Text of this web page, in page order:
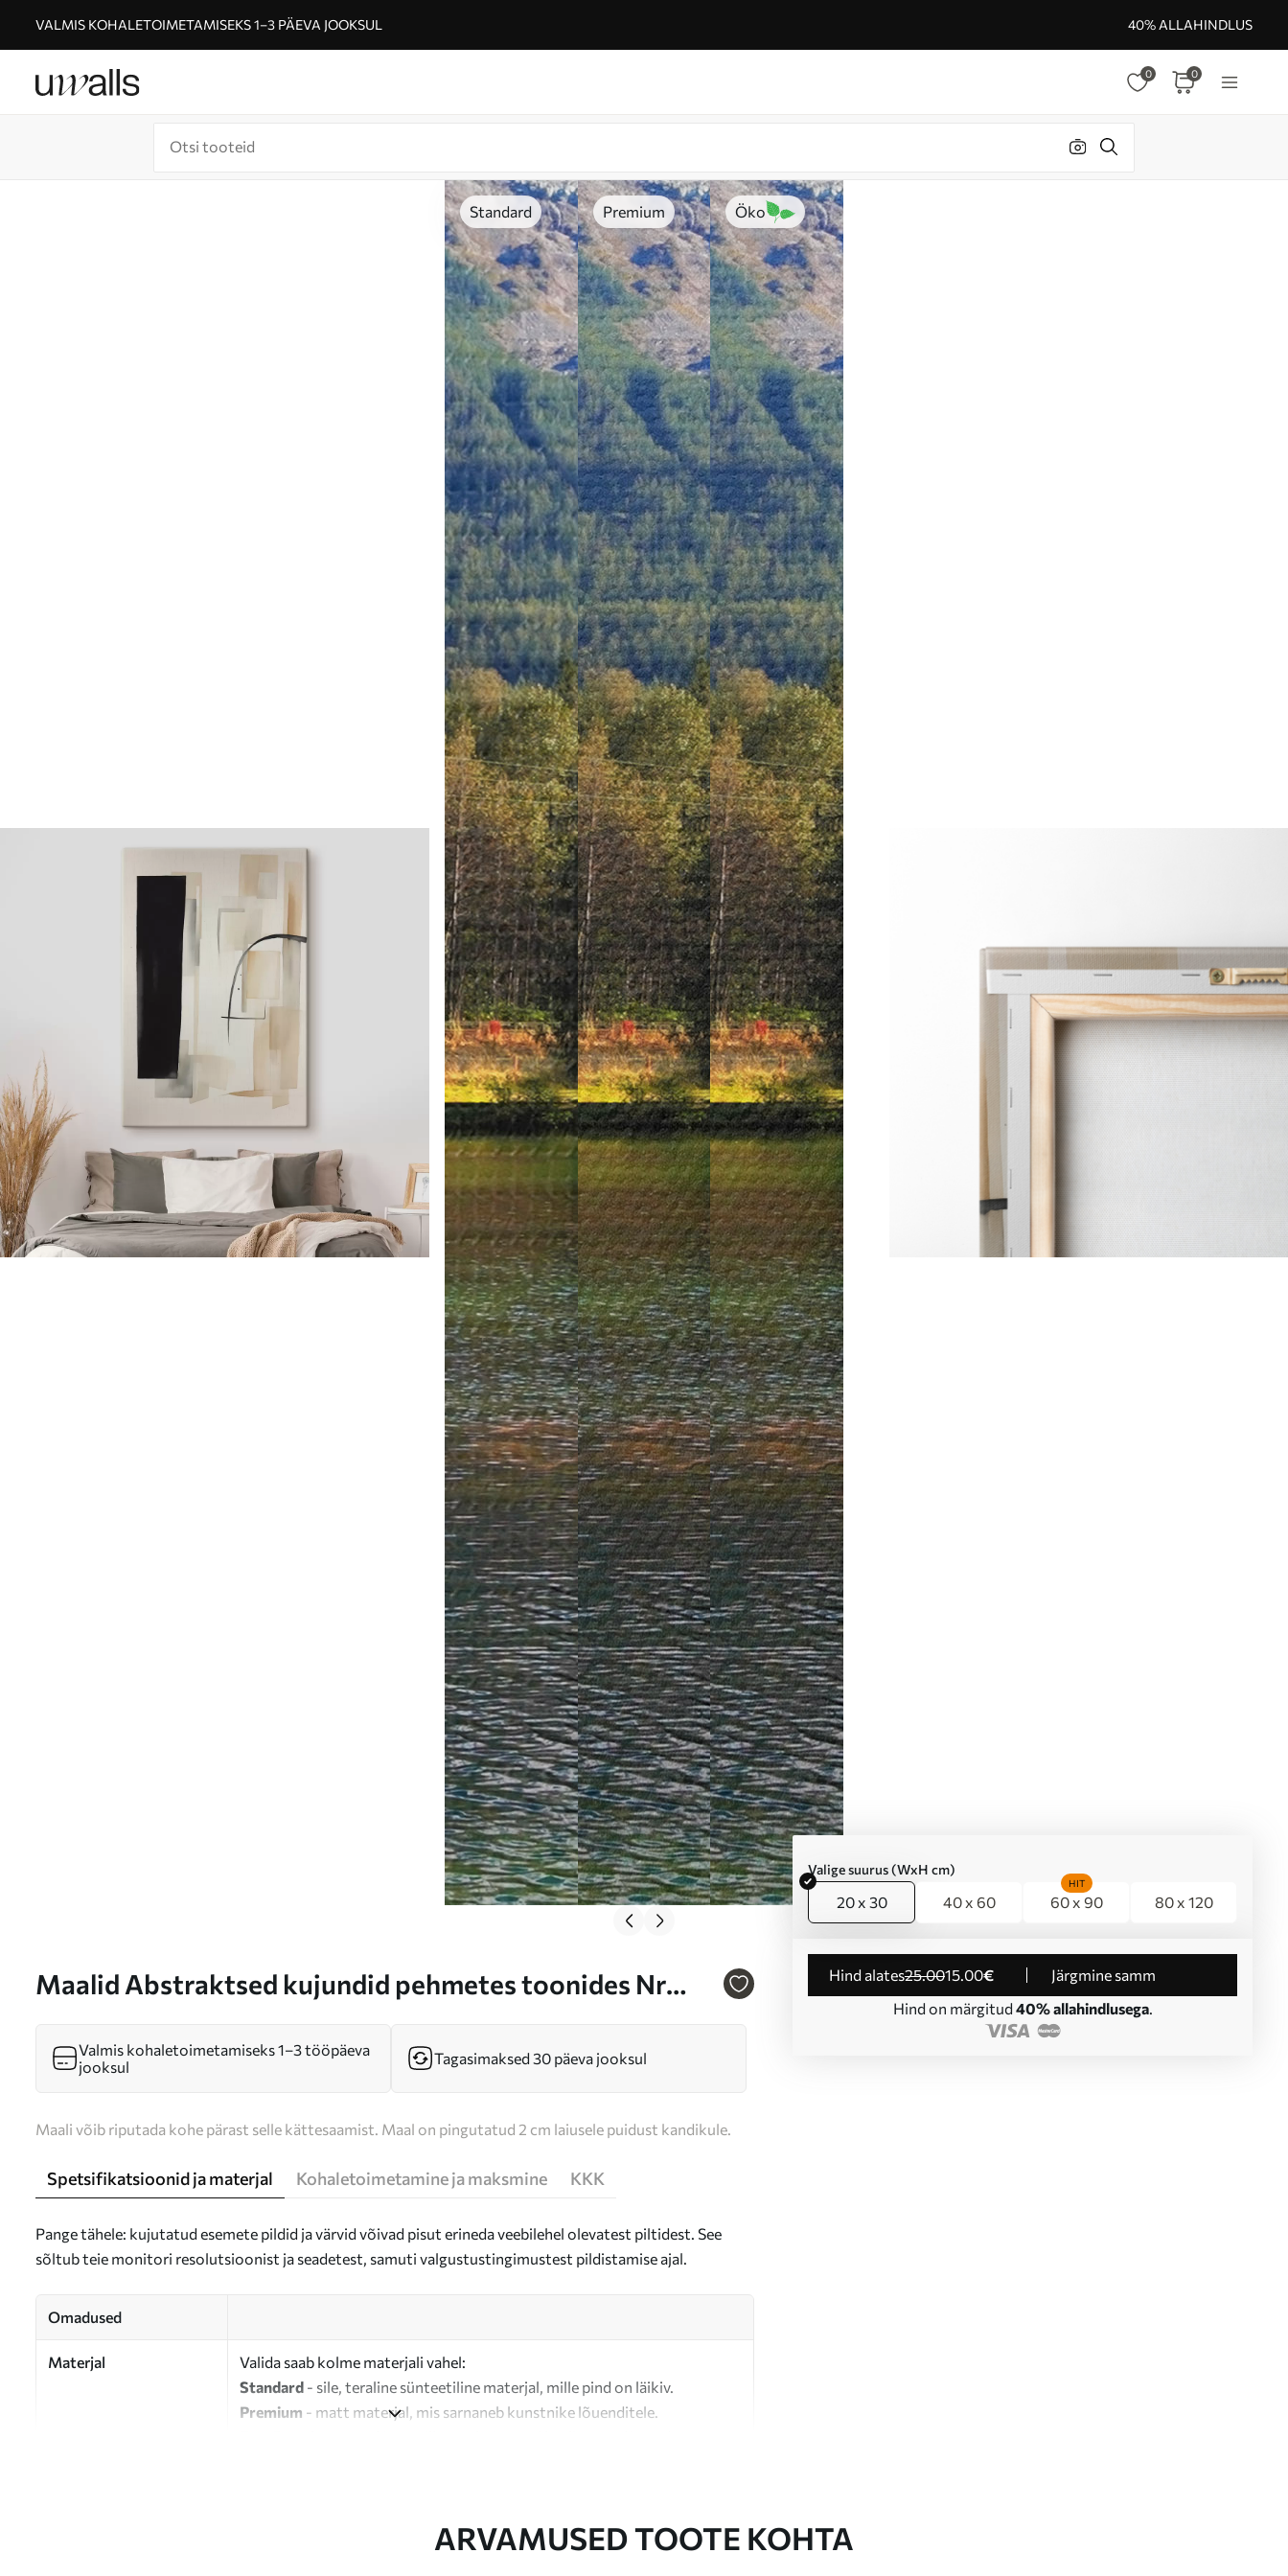
VALMIS KOHALETOIMETAMISEKS 1–3 PÄEVA JOOKSUL 40% ALLAHINDLUS
0 0
Standard Premium Öko
Maalid Abstraktsed kujundid pehmetes toonides Nr
Valige suurus (WxH cm)
20 x 30 40 x 60 60 x 90
HIT
80 x 120
Hind alates25.0015.00€
Järgmine samm
Hind on märgitud 40% allahindlusega.
Valmis kohaletoimetamiseks 1–3 tööpäeva
jooksul
Tagasimaksed 30 päeva jooksul
Maali võib riputada kohe pärast selle kättesaamist. Maal on pingutatud 2 cm laiusele puidust kandikule.
Spetsifikatsioonid ja materjal Kohaletoimetamine ja maksmine KKK
Pange tähele: kujutatud esemete pildid ja värvid võivad pisut erineda veebilehel olevatest piltidest. See
sõltub teie monitori resolutsioonist ja seadetest, samuti valgustustingimustest pildistamise ajal.
Omadused
Materjal
Valida saab kolme materjali vahel:
Standard - sile, teraline sünteetiline materjal, mille pind on läikiv.
Premium - matt materjal, mis sarnaneb kunstnike lõuenditele.
ARVAMUSED TOOTE KOHTA